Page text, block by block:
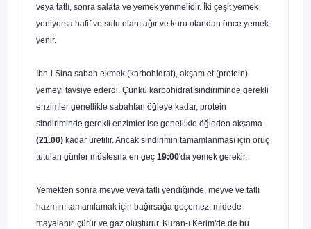
veya tatlı, sonra salata ve yemek yenmelidir. İki çeşit ye­mek
yeniyorsa hafif ve sulu olanı ağır ve kuru olandan önce yemek
yenir.
İbn-i Sina sabah ekmek (karbohidrat), akşam et (protein)
yemeyi tavsi­ye ederdi. Çünkü karbohidrat sindiriminde gerekli
enzimler genellikle sa­bahtan öğleye kadar, protein
sindiriminde gerekli enzimler ise genellikle öğleden akşama
(21.00) kadar üretilir. Ancak sindirimin tamamlanması için oruç
tutulan günler müstesna en geç 19:00'da yemek gerekir.
Yemekten sonra meyve veya tatlı yendiğinde, meyve ve tatlı
hazmını tamamlamak için bağırsağa geçemez, midede
mayalanır, çürür ve gaz oluş­turur. Kuran-ı Kerim'de de bu